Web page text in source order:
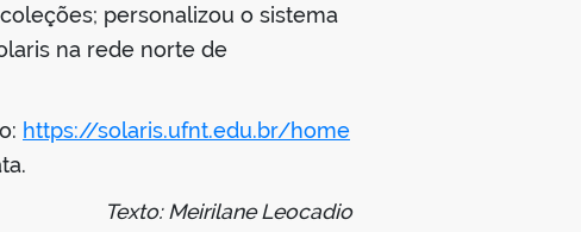
personalizou o sistema
na rede norte de
https://solaris.ufnt.edu.br/home
Texto: Meirilane Leocadio